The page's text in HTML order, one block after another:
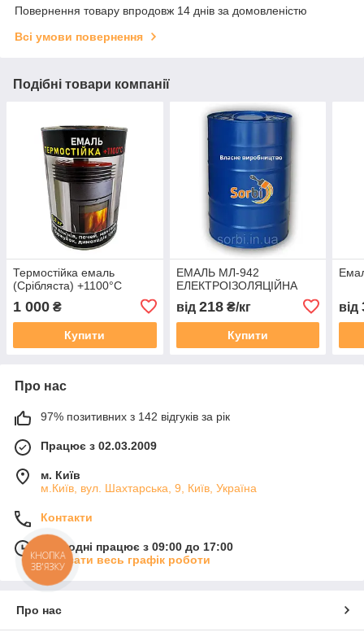
Повернення товару впродовж 14 днів за домовленістю
Всі умови повернення
Подібні товари компанії
Термостійка емаль
(Срібляста) +1100°С
1 000 ₴
Купити
ЕМАЛЬ МЛ-942
ЕЛЕКТРОІЗОЛЯЦІЙНА
від 218₴/кг
Купити
від
Про нас
97% позитивних з 142 відгуків за рік
Працює з 02.03.2009
м. Київ
м.Київ, вул. Шахтарська, 9, Київ, Україна
Контакти
Сьогодні працює з 09:00 до 17:00
Показати весь графік роботи
Про нас
КНОПКА
ЗВ'ЯЗКУ